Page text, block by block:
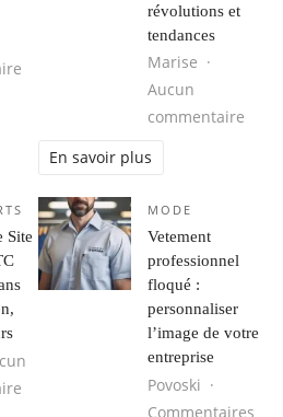
sur Les tendances mode homme à
révolutions et
tendances
Marise
Aucun
commentaire
En savoir plus
Site
sur Création de Site Internet VTC
MODE
Vetement
professionnel
floqué :
personnaliser
l’image de votre
entreprise
Povoski
Commentaires